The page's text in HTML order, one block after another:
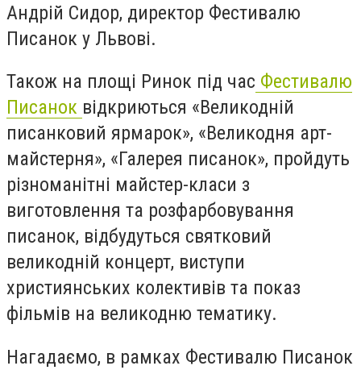
Андрій Сидор, директор Фестивалю
Писанок у Львові.
Також на площі Ринок під час Фестивалю
Писанок відкриються «Великодній
писанковий ярмарок», «Великодня арт-
майстерня», «Галерея писанок», пройдуть
різноманітні майстер-класи з
виготовлення та розфарбовування
писанок, відбудуться святковий
великодній концерт, виступи
християнських колективів та показ
фільмів на великодню тематику.
Нагадаємо, в рамках Фестивалю Писанок